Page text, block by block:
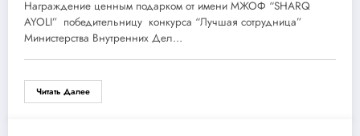
Министерства Внутренних Дел
Республики Узбекистана.
Награждение ценным подарком от имени МЖОФ “SHARQ
AYOLI” победительницу конкурса “Лучшая сотрудница”
Министерства Внутренних Дел…
Читать Далее